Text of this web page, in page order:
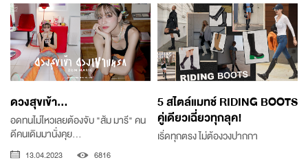
ดวงสุขเข้า...
อดทนไม่ไหวเลยต้องจับ "ส้ม มารี" คน
ดีคนเดิมมานั่งคุย...
13.04.2023 6816
5 สไตล์แมทช์ RIDING BOOTS
คู่เดียวเฉี่ยวทุกลุค!
เริ่ดทุกตรง ไม่ต้องวงปากกา